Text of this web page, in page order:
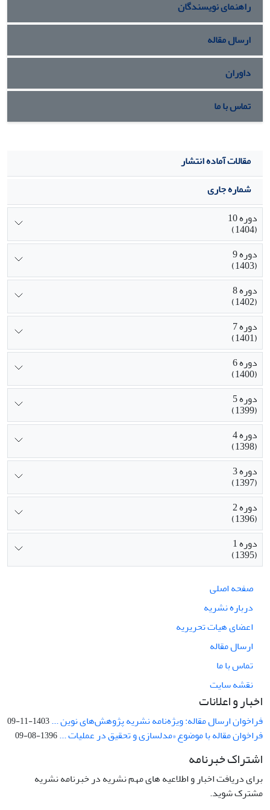
آمده در این پژوهش میتواند مبنایی برای تبیین استراتژی‌های
جذب مشتری در بانک سپه قرار بگیرد.
راهنمای نویسندگان
ارسال مقاله
داوران
تماس با ما
مقالات آماده انتشار
شماره جاری
دوره 10
(1404)
دوره 9
(1403)
دوره 8
(1402)
دوره 7
(1401)
دوره 6
(1400)
دوره 5
(1399)
دوره 4
(1398)
دوره 3
(1397)
دوره 2
(1396)
دوره 1
(1395)
صفحه اصلی
درباره نشریه
اعضای هیات تحریریه
ارسال مقاله
تماس با ما
نقشه سایت
اخبار و اعلانات
فراخوان ارسال مقاله: ویژه‌نامه نشریه پژوهش‌های نوین ...1403-11-09
فراخوان مقاله با موضوع «مدلسازی و تحقیق در عملیات ...1396-08-09
اشتراک خبرنامه
برای دریافت اخبار و اطلاعیه های مهم نشریه در خبرنامه نشریه
مشترک شوید.